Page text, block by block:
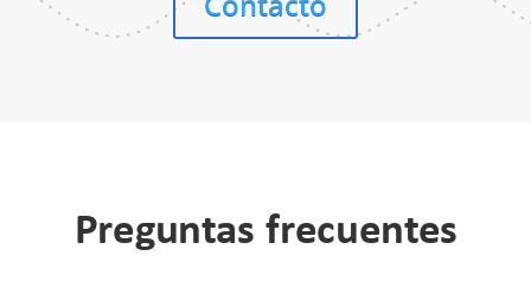
Preguntas frecuentes